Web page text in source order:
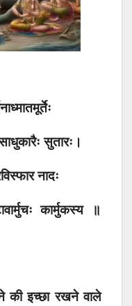
सुतारः।
नादः
कार्मुकस्य ॥
इच्छा रखने वाले